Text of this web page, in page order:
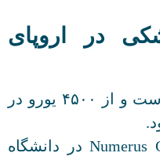
در اروپای
هزینه تحصیل کم است و از ۴۵۰۰ یورو در
از آنجا که Numerus Clausus در دانشگاه